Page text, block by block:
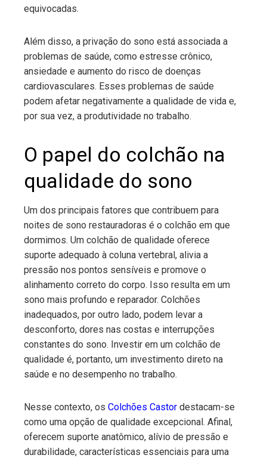
equivocadas.
Além disso, a privação do sono está associada a
problemas de saúde, como estresse crônico,
ansiedade e aumento do risco de doenças
cardiovasculares. Esses problemas de saúde
podem afetar negativamente a qualidade de vida e,
por sua vez, a produtividade no trabalho.
O papel do colchão na
qualidade do sono
Um dos principais fatores que contribuem para
noites de sono restauradoras é o colchão em que
dormimos. Um colchão de qualidade oferece
suporte adequado à coluna vertebral, alivia a
pressão nos pontos sensíveis e promove o
alinhamento correto do corpo. Isso resulta em um
sono mais profundo e reparador. Colchões
inadequados, por outro lado, podem levar a
desconforto, dores nas costas e interrupções
constantes do sono. Investir em um colchão de
qualidade é, portanto, um investimento direto na
saúde e no desempenho no trabalho.
Nesse contexto, os Colchões Castor destacam-se
como uma opção de qualidade excepcional. Afinal,
oferecem suporte anatômico, alívio de pressão e
durabilidade, características essenciais para uma